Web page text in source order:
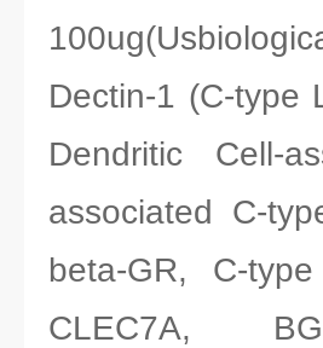
Dectin-1 (C-type
Dendritic Cell-
associated C-
beta-GR, C-
CLEC7A,